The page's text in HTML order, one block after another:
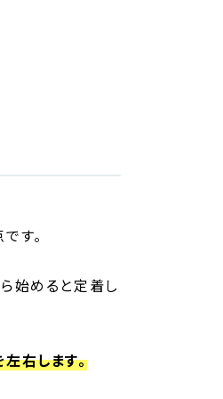
す。
始めると定着し
右します。